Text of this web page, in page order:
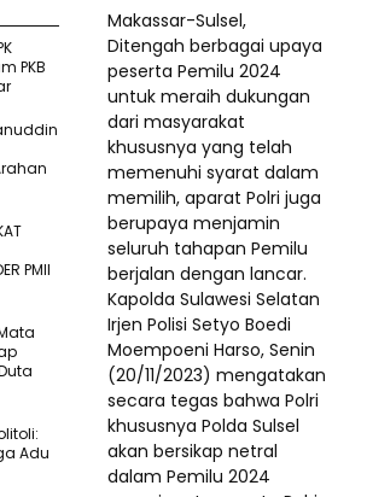
Makassar-Sulsel,
Ditengah berbagai upaya
peserta Pemilu 2024
untuk meraih dukungan
dari masyarakat
khususnya yang telah
memenuhi syarat dalam
memilih, aparat Polri juga
berupaya menjamin
seluruh tahapan Pemilu
berjalan dengan lancar.
Kapolda Sulawesi Selatan
Irjen Polisi Setyo Boedi
Moempoeni Harso, Senin
(20/11/2023) mengatakan
secara tegas bahwa Polri
khususnya Polda Sulsel
akan bersikap netral
dalam Pemilu 2024
PKB
PMII
Adu